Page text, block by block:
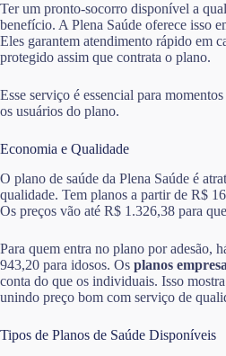
Ter um pronto-socorro disponível a
benefício. A Plena Saúde oferece isso
Eles garantem atendimento rápido em
protegido assim que contrata o plano.
Esse serviço é essencial para
os usuários do plano.
Economia e Qualidade
O plano de saúde da Plena Saúde é
qualidade. Tem planos a partir de R$
Os preços vão até R$ 1.326,38 para
Para quem entra no plano por adesão,
943,20 para idosos. Os planos
conta do que os individuais. Isso
unindo preço bom com serviço de
Tipos de Planos de Saúde Disponíveis